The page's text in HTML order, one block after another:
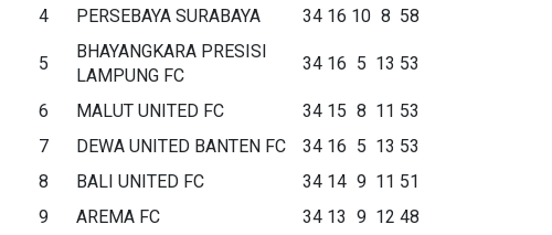
4
PERSEBAYA SURABAYA 34 16 10 8 58
5
BHAYANGKARA PRESISI
LAMPUNG FC
34 16 5 13 53
6 MALUT UNITED FC 34 15 8 11 53
7
DEWA UNITED BANTEN FC 34 16 5 13 53
8
BALI UNITED FC 34 14 9 11 51
9
AREMA FC 34 13 9 12 48